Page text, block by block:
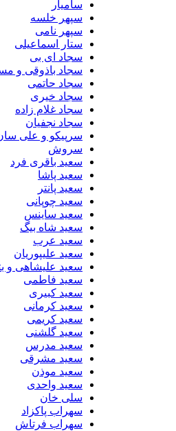
سامیار
سپهر خلسه
سپهر نامی
ستار اسماعیلی
سجاد ای بی
سجاد باذوقی و مسعود بیات
سجاد حاتمی
سجاد خیری
سجاد غلام زاده
سجاد نجفیان
سرپیکو و علی سان
سروش
سعید باقری فرد
سعید پاشا
سعید پانتر
سعید چوپانی
سعید ساینس
سعید شاه بیگ
سعید عرب
سعید علیپوریان
سعید علیشاهی و بتسابه
سعید فاطمی
سعید کبیری
سعید کرمانی
سعید کریمی
سعید گلشنی
سعید مدرس
سعید مشرقی
سعید موذن
سعید واحدی
سلی خان
سهراب پاکزاد
سهراب فرتاش